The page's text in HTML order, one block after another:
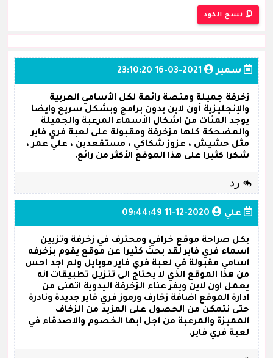
نسخ الكود
سمير 2021-03-16 23:10:20
زخرفة جميلة ومنصة رائعة لكل الأسامي العربية
والإنجليزية أون لاين بدون برامج وبشكل سريع وايضا
يوجد المئات من اشكال الأسماء المرعبة والجميلة
والمضحكة كلها مزخرفة ومقبولة على لعبة فري فاير
مثل حشيش ، عزوز شكاكي ، مستقعدين ، علي عمر ،
شكرا كثيرا على هذا الموقع الأكثر من رائع.
رد
علي 2020-12-11 09:44:49
بكل صراحة موقع خرافي ومحترف في زخرفة وتزيين
اسماء فري فاير لقد بحث كثيرا عن موقع يقوم بزخرفه
اسامي مقبولة في لعبة فري فاير موبايل ولم اجد احس
من هذا الموقع الذي لا يحتاج الى تنزيل تطبيقات انه
يعمل اون لاين ويفر عناء الزخرفة اليدوية اتمنى من
ادارة الموقع اضافة زخارف ورموز فري فاير جديدة ونادرة
حتى نتمكن من الحصول على المزيد من الزخاف
المميزة والمرعبة من اجل ابها الخصوم والاصدقاء في
لعبة فري فاير.